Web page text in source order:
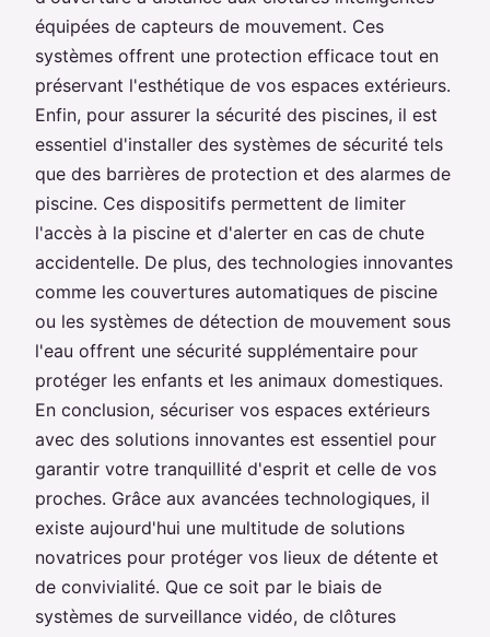
équipées de capteurs de mouvement. Ces
systèmes offrent une protection efficace tout en
préservant l'esthétique de vos espaces extérieurs.
Enfin, pour assurer la sécurité des piscines, il est
essentiel d'installer des systèmes de sécurité tels
que des barrières de protection et des alarmes de
piscine. Ces dispositifs permettent de limiter
l'accès à la piscine et d'alerter en cas de chute
accidentelle. De plus, des technologies innovantes
comme les couvertures automatiques de piscine
ou les systèmes de détection de mouvement sous
l'eau offrent une sécurité supplémentaire pour
protéger les enfants et les animaux domestiques.
En conclusion, sécuriser vos espaces extérieurs
avec des solutions innovantes est essentiel pour
garantir votre tranquillité d'esprit et celle de vos
proches. Grâce aux avancées technologiques, il
existe aujourd'hui une multitude de solutions
novatrices pour protéger vos lieux de détente et
de convivialité. Que ce soit par le biais de
systèmes de surveillance vidéo, de clôtures